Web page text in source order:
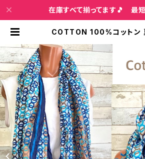
在庫すべて揃ってます🎵 最
COTTON 100%コットン
ル・通気性・肌触り良いスカ
学ブルーMIX | インポートフ
ン＆ジュエリー Wish